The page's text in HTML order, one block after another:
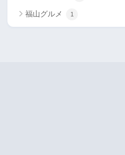
福山グルメ 1